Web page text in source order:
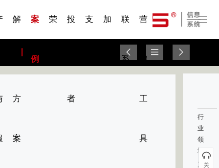
解
方
案
案
例
荣
投
者
支
加
联
系
营
销
工
具
行
业
领
域：
产 关